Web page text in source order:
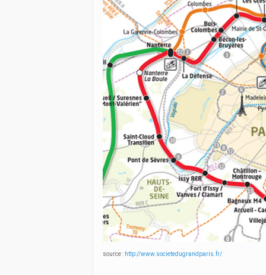
source : http://www.societedugrandparis.fr/